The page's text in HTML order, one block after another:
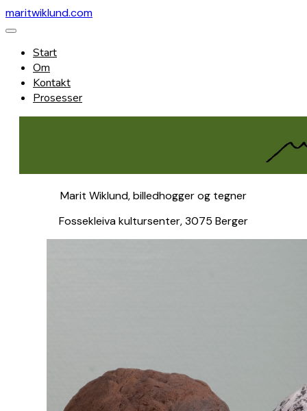
maritwiklund.com
Start
Om
Kontakt
Prosesser
Marit Wiklund, billedhogger og tegner
Fossekleiva kultursenter, 3075 Berger